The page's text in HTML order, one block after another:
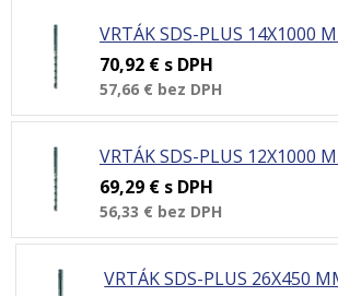
VRTÁK SDS-PLUS 14X1000
70,92 € s DPH
57,66 € bez DPH
VRTÁK SDS-PLUS 12X1000
69,29 € s DPH
56,33 € bez DPH
VRTÁK SDS-PLUS 26X450